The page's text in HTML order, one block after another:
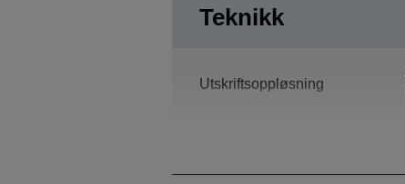
Teknikk
Utskriftsoppløsning